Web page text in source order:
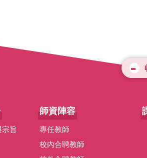
旨
師資陣容
專任教師
校內合聘教師